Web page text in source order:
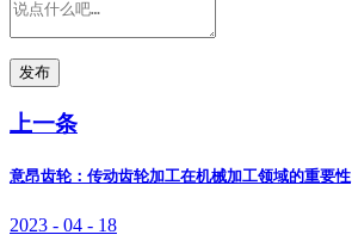
发布
上一条
意昂齿轮：传动齿轮加工在机械加工领域的重要性
2023 - 04 - 18